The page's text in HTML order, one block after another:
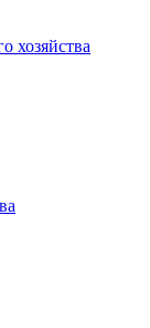
хозяйства